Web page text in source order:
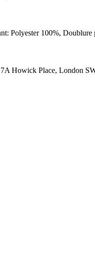
Polyester 100%,
Howick Place, London